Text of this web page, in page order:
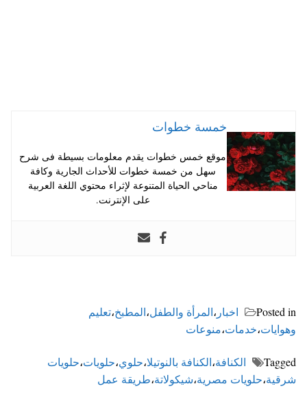
خمسة خطوات
موقع خمس خطوات يقدم معلومات بسيطة فى شرح
سهل من خمسة خطوات للأحداث الجارية وكافة
مناحي الحياة المتنوعة لإثراء محتوي اللغة العربية
على الإنترنت.
Posted in اخبار ،المرأة والطفل،المطبخ،تعليم
وهوايات،خدمات،منوعات
Tagged الكنافة،الكنافة بالنوتيلا،حلوي،حلويات،حلويات
شرقية،حلويات مصرية،شيكولاتة،طريقة عمل